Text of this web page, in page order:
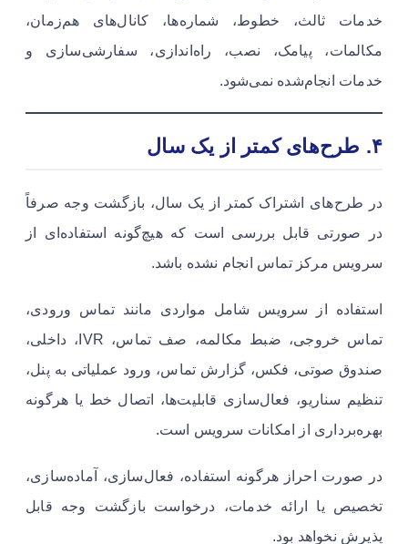
خدمات ثالث، خطوط، شماره‌ها، کانال‌های هم‌زمان،
مکالمات، پیامک، نصب، راه‌اندازی، سفارشی‌سازی و
خدمات انجام‌شده نمی‌شود.
۴. طرح‌های کمتر از یک سال
در طرح‌های اشتراک کمتر از یک سال، بازگشت وجه صرفاً
در صورتی قابل بررسی است که هیچ‌گونه استفاده‌ای از
سرویس مرکز تماس انجام نشده باشد.
استفاده از سرویس شامل مواردی مانند تماس ورودی،
تماس خروجی، ضبط مکالمه، صف تماس، IVR، داخلی،
صندوق صوتی، فکس، گزارش تماس، ورود عملیاتی به پنل،
تنظیم سناریو، فعال‌سازی قابلیت‌ها، اتصال خط یا هرگونه
بهره‌برداری از امکانات سرویس است.
در صورت احراز هرگونه استفاده، فعال‌سازی، آماده‌سازی،
تخصیص یا ارائه خدمات، درخواست بازگشت وجه قابل
پذیرش نخواهد بود.